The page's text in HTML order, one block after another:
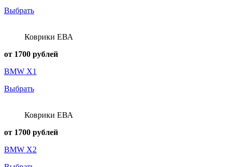
Выбрать
Коврики ЕВА
от 1700 рублей
BMW X1
Выбрать
Коврики ЕВА
от 1700 рублей
BMW X2